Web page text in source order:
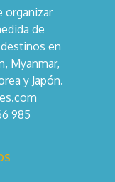
organizar
de
en
Myanmar,
y Japón.
985